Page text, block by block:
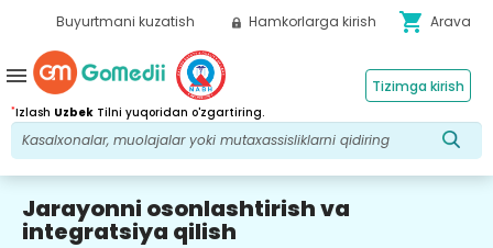
Buyurtmani kuzatish Hamkorlarga kirish shopping_cart Arava
*Izlash Uzbek Tilni yuqoridan o'zgartiring.
Tizimga kirish
menu
Jarayonni osonlashtirish va
integratsiya qilish